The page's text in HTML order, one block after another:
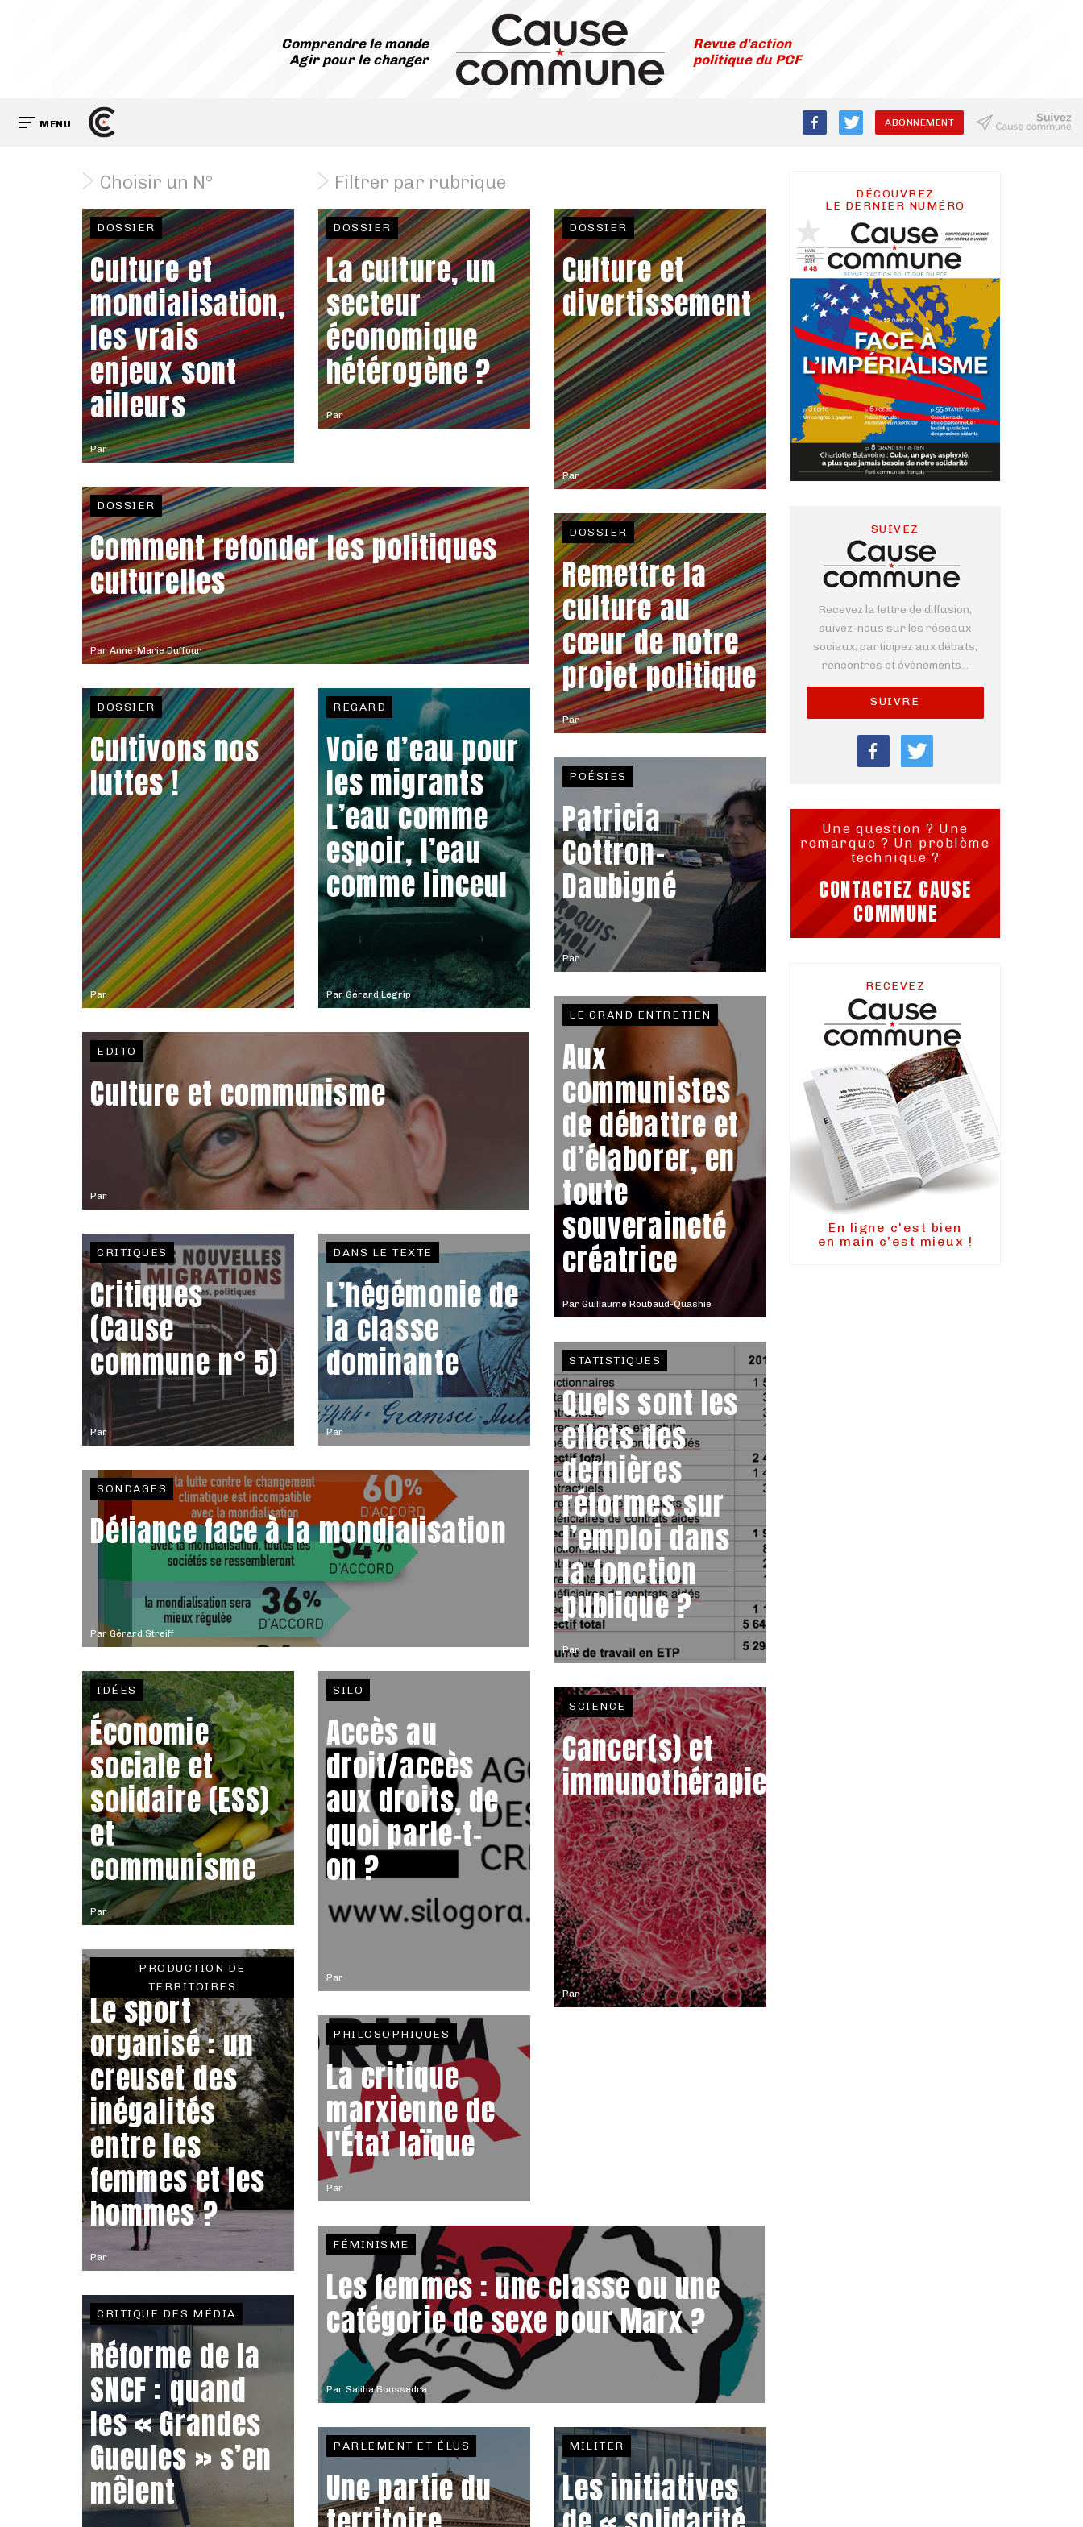
Comprendre le monde
Agir pour le changer
Revue d'action
politique du PCF
MENU ABONNEMENT
Choisir un N° Filtrer par rubrique
Par
DOSSIER
Culture et
mondialisation,
les vrais
enjeux sont
ailleurs Par
DOSSIER
La culture, un
secteur
économique
hétérogène ?
Par
DOSSIER
Culture et
divertissement
ParAnne-Marie Duffour
DOSSIER
Comment refonder les politiques
culturelles
Par
DOSSIER
Remettre la
culture au
cœur de notre
projet politique
Par
DOSSIER
Cultivons nos
luttes !
ParGérard Legrip
REGARD
Voie d’eau pour
les migrants
L’eau comme
espoir, l’eau
comme linceul
Par
POÉSIES
Patricia
Cottron-
Daubigné
Par Guillaume Roubaud-Quashie
LE GRAND ENTRETIEN
Aux
communistes
de débattre et
d’élaborer, en
toute
souveraineté
créatrice
Par
EDITO
Culture et communisme
Par
CRITIQUES
Critiques
(Cause
commune n° 5)
Par
DANS LE TEXTE
L’hégémonie de
la classe
dominante
Par
STATISTIQUES
Quels sont les
effets des
dernières
réformes sur
l’emploi dans
la fonction
publique ?
Par Gérard Streiff
SONDAGES
Défiance face à la mondialisation
Par
IDÉES
Économie
sociale et
solidaire (ESS)
et
communisme
Par
SILO
Accès au
droit/accès
aux droits, de
quoi parle-t-
on ?
Par
SCIENCE
Cancer(s) et
immunothérapie(s)
Par
PRODUCTION DE
TERRITOIRES
Le sport
organisé : un
creuset des
inégalités
entre les
femmes et les
hommes ?
Par
PHILOSOPHIQUES
La critique
marxienne de
l'État laïque
Par Saliha Boussedra
FÉMINISME
Les femmes : une classe ou une
catégorie de sexe pour Marx ?
CRITIQUE DES MÉDIA
Réforme de la
SNCF : quand
les « Grandes
Gueules » s’en
mêlent
PARLEMENT ET ÉLUS
Une partie du
MILITER
Les initiatives
DÉCOUVREZ
LE DERNIER NUMÉRO
SUIVEZ
Recevez la lettre de diffusion,
suivez-nous sur les réseaux
sociaux, participez aux débats,
rencontres et évènements...
SUIVRE
Une question ? Une
remarque ? Un problème
technique ?
CONTACTEZ CAUSE
COMMUNE
RECEVEZ
En ligne c'est bien
en main c'est mieux !